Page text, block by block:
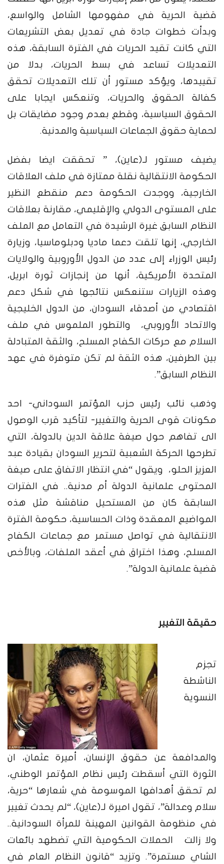
قضية الحرية في مفهومها الشامل والواسع،
وبدأت خطوات جادة في تعديل بعض التشريعات
التي كانت تقيد الحريات في الفترة السابقة، هذه
التعديلات تساعد في بسط الحريات، بدلا من
تقييدها، ويؤكد مستور أن تلك التعديلات تحقق
كفالة الحقوق والحريات، وتنعكس ايجابا على
الحقوق السياسية، وقطع بعدم وجود مضايقات بل
لحماية حقوق الجماعات السياسية والمدنية.
يضيف مستور لـ(عاين)، ” تحققت ايضا بفضل
الحكومة الانتقالية نقلة ممتازة في ملف العلاقات
الخارجية، ووجدت الحكومة دعم منقطع النظير
على المستوى الدولي والإقليمي، مقارنة بعلاقات
النظام السابق غيرة الرشيدة في التعامل مع الملف
الخارجي، إنها تلقت دعما ماديا ودبلوماسيا، وزيارة
رئيس الوزراء إلى عدد من الدول الأوروبية والولايات
المتحدة الأمريكية، أنها من إنجازات ثورة ابريل،
وهذه الزيارات ستنعكس نتائجها في شكل دعم
اقتصادي من أصدقاء السودان، من الدول الخليجية
والاتحاد الأوروبي، والتطور الملموس في ملف
السلام مع حركات الكفاح المسلح، والثقة المتبادلة
بين الطرفين، هذه الثقة لم تكن متوفرة في عهد
النظام السابق”.
وذهب نائب رئيس حزب المؤتمر السوداني- احد
مكونات قوى الحرية والتغيير- لتأكيد قرب الوصول
الى تفاهم حول صيغة علاقة الدين بالدولة، التي
تطرحها الحركة الشعبية لتحرير السودان بقيادة عبد
العزيز الحلو، ويقول “في انتظار الاتفاق على صيغة
المحتوى علمانية الدولة أم مدنية.. في الفترات
السابقة كان من المستحيل مناقشة مثل هذه
المواضيع المعقدة وذات الحساسية، حكومة الفترة
الانتقالية في تواصل مستمر مع جماعات الكفاح
المسلح، وهذا اختراق في أعقد الملفات، وبالأخص
قضية علمانية الدولة”.
حقيقة التغيير
تجزم
الناشطة
النسوية
والمدافعة عن حقوق الإنسان، أميرة عثمان، ان
الثورة التي أسقطت رئيس نظام المؤتمر الوطني،
لم تحقق أهدافها الموسومة في شعارها “حرية،
سلام وعدالة”، تقول اميرة لـ(عاين)، “لم يحدث تغيير
في منظومة القوانين المهينة للمرأة السودانية..
ولا زالت الحملات الحكومية التي تضطهد بائعات
الشاي مستمرة”. وتزيد “قانون النظام العام في